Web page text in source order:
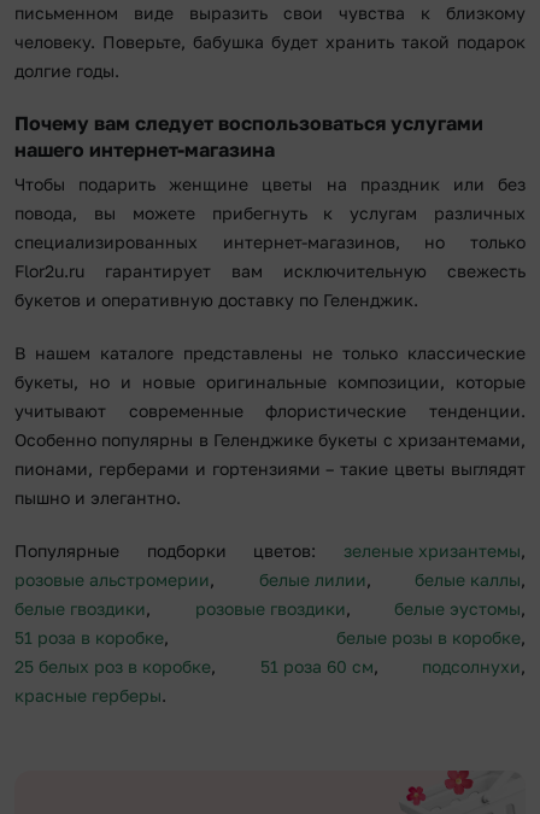
письменном виде выразить свои чувства к близкому
человеку. Поверьте, бабушка будет хранить такой подарок
долгие годы.
Почему вам следует воспользоваться услугами
нашего интернет-магазина
Чтобы подарить женщине цветы на праздник или без
повода, вы можете прибегнуть к услугам различных
специализированных интернет-магазинов, но только
Flor2u.ru гарантирует вам исключительную свежесть
букетов и оперативную доставку по Геленджик.
В нашем каталоге представлены не только классические
букеты, но и новые оригинальные композиции, которые
учитывают современные флористические тенденции.
Особенно популярны в Геленджике букеты с хризантемами,
пионами, герберами и гортензиями – такие цветы выглядят
пышно и элегантно.
Популярные подборки цветов: зеленые хризантемы,
розовые альстромерии, белые лилии, белые каллы,
белые гвоздики, розовые гвоздики, белые эустомы,
51 роза в коробке, белые розы в коробке,
25 белых роз в коробке, 51 роза 60 см, подсолнухи,
красные герберы.